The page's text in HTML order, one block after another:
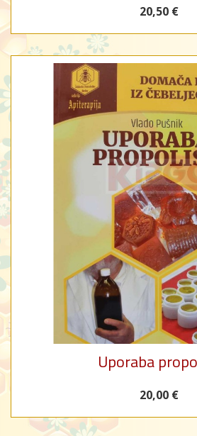
20,50 €
Uporaba
20,00 €